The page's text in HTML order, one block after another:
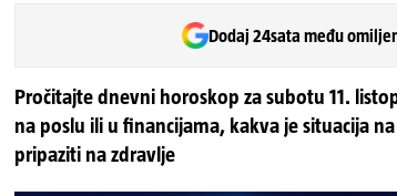
Dodaj 24sata među
Pročitajte dnevni horoskop za subotu 11.
na poslu ili u financijama, kakva je situacija
pripaziti na zdravlje